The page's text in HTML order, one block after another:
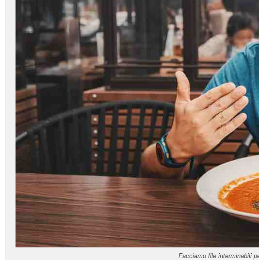
Facciamo file interminabili